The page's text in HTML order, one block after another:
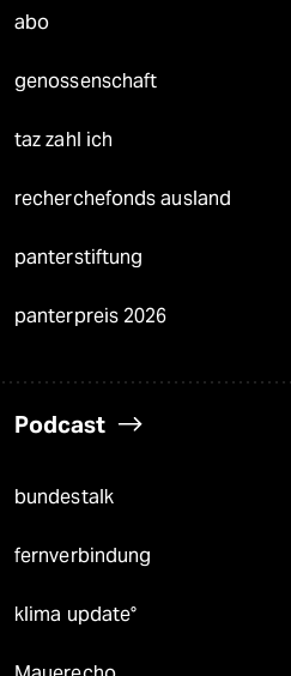
abo
genossenschaft
taz zahl ich
recherchefonds ausland
panterstiftung
panterpreis 2026
Podcast
bundestalk
fernverbindung
klima update°